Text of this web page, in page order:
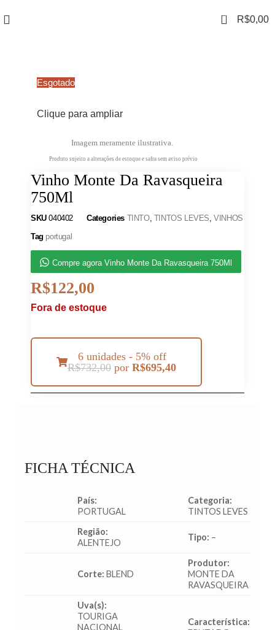
0 R$0,00
Esgotado
Clique para ampliar
Imagem meramente ilustrativa.
Produto sujeito a alterações de estoque e safra sem aviso prévio
Vinho Monte Da Ravasqueira
750Ml
SKU040402 Categories TINTO, TINTOS LEVES,VINHOS
Tag portugal
Compre agora Vinho Monte Da Ravasqueira 750Ml
R$122,00
Fora de estoque
6 unidades - 5% off
R$732,00 por R$695,40
FICHA TÉCNICA
País:
PORTUGAL
Categoria:
TINTOS LEVES
Região:
ALENTEJO
Tipo: –
Corte: BLEND
Produtor:
MONTE DA
RAVASQUEIRA
Uva(s):
TOURIGA
NACIONAL
Característica: